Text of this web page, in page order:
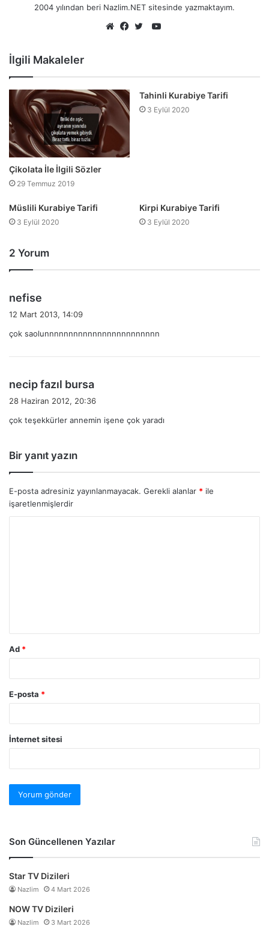
2004 yılından beri Nazlim.NET sitesinde yazmaktayım.
YouTube
İlgili Makaleler
Çikolata İle İlgili Sözler
29 Temmuz 2019
Tahinli Kurabiye Tarifi
3 Eylül 2020
Müslili Kurabiye Tarifi
3 Eylül 2020
Kirpi Kurabiye Tarifi
3 Eylül 2020
2 Yorum
nefise
i
:
12 Mart 2013, 14:09
çok saolunnnnnnnnnnnnnnnnnnnnnnnn
necip fazıl bursa
i
28 Haziran 2012, 20:36
çok teşekkürler annemin işene çok yaradı
Bir yanıt yazın
E-posta adresiniz yayınlanmayacak. Gerekli alanlar * ile
işaretlenmişlerdir
Ad *
E-posta *
İnternet sitesi
Son Güncellenen Yazılar
Star TV Dizileri
Nazlim 4 Mart 2026
NOW TV Dizileri
Nazlim 3 Mart 2026